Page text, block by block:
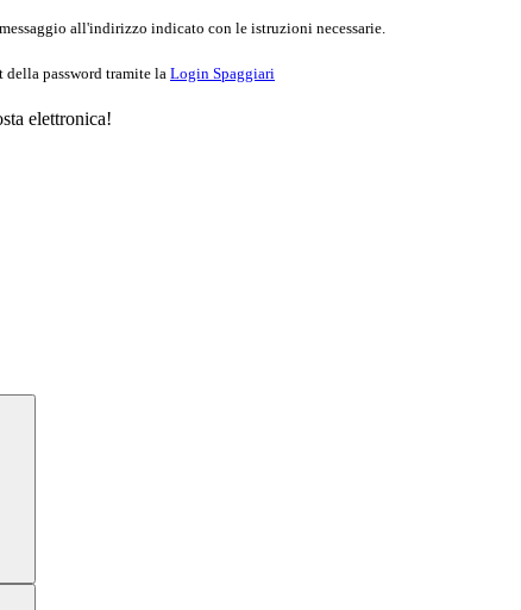
all'indirizzo indicato con le istruzioni necessarie.
della password tramite la Login Spaggiari
elettronica!